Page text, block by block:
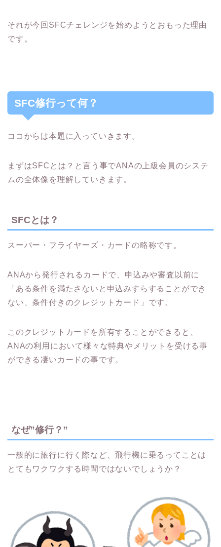
それが今回SFCチェレンジを始めようとおもった理由
です。
SFC修行って何？
ココからは本題に入っていきます。
まずはSFCとは？と言う事でANAの上級会員のシステ
ムの全体像を理解していきます。
SFCとは？
スーパー・フライヤーズ・カードの略称です。
ANAから発行されるカードで、申込みや審査以前に
「ある条件を満たさないと申込みすらすることができ
ない、条件付きのクレジットカード」です。
このクレジットカードを所有することができると、
ANAの利用において様々な特典やメリットを受ける事
ができる凄いカードの事です。
なぜ”修行？”
一般的に旅行に行く際など、飛行機に乗るってことは
とてもワクワクする時間ではないでしょうか？